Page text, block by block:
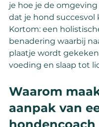
je hoe je de omgeving
dat je hond succesvol
Kortom: een
benadering waarbij
plaatje wordt
voeding en slaap tot
Waarom
aanpak van